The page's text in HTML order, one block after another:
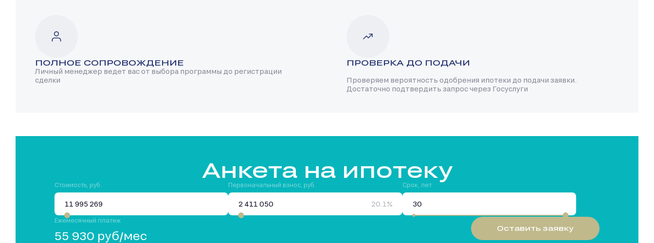
ПОЛНОЕ СОПРОВОЖДЕНИЕ
Личный менеджер ведет вас от выбора программы до регистрации
сделки
ПРОВЕРКА ДО ПОДАЧИ
Проверяем вероятность одобрения ипотеки до подачи заявки.
Достаточно подтвердить запрос через Госуслуги
Анкета на ипотеку
Стоимость, руб. Первоначальный взнос, руб.
20.1%
Срок, лет
Ежемесячный платеж
55 930 руб/мес
Оставить заявку